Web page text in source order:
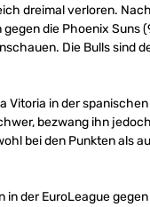
dreimal verloren.
die Phoenix Suns
Die Bulls sind
Vitoria in der
bezwang ihn
bei den Punkten als
der EuroLeague